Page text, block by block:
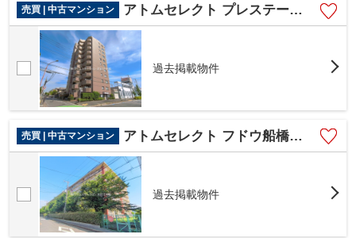
売買 | 中古マンション アトムセレクト プレステージ船橋４階
過去掲載物件
売買 | 中古マンション アトムセレクト フドウ船橋ハイツ301号室
過去掲載物件